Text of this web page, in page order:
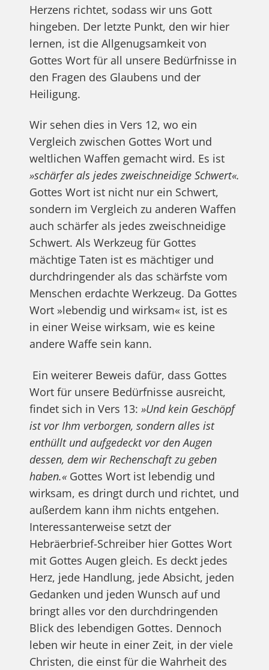
Herzens richtet, sodass wir uns Gott
hingeben. Der letzte Punkt, den wir hier
lernen, ist die Allgenugsamkeit von
Gottes Wort für all unsere Bedürfnisse in
den Fragen des Glaubens und der
Heiligung.
Wir sehen dies in Vers 12, wo ein
Vergleich zwischen Gottes Wort und
weltlichen Waffen gemacht wird. Es ist
»schärfer als jedes zweischneidige Schwert«.
Gottes Wort ist nicht nur ein Schwert,
sondern im Vergleich zu anderen Waffen
auch schärfer als jedes zweischneidige
Schwert. Als Werkzeug für Gottes
mächtige Taten ist es mächtiger und
durchdringender als das schärfste vom
Menschen erdachte Werkzeug. Da Gottes
Wort »lebendig und wirksam« ist, ist es
in einer Weise wirksam, wie es keine
andere Waffe sein kann.
Ein weiterer Beweis dafür, dass Gottes
Wort für unsere Bedürfnisse ausreicht,
findet sich in Vers 13: »Und kein Geschöpf
ist vor Ihm verborgen, sondern alles ist
enthüllt und aufgedeckt vor den Augen
dessen, dem wir Rechenschaft zu geben
haben.«Gottes Wort ist lebendig und
wirksam, es dringt durch und richtet, und
außerdem kann ihm nichts entgehen.
Interessanterweise setzt der
Hebräerbrief-Schreiber hier Gottes Wort
mit Gottes Augen gleich. Es deckt jedes
Herz, jede Handlung, jede Absicht, jeden
Gedanken und jeden Wunsch auf und
bringt alles vor den durchdringenden
Blick des lebendigen Gottes. Dennoch
leben wir heute in einer Zeit, in der viele
Christen, die einst für die Wahrheit des